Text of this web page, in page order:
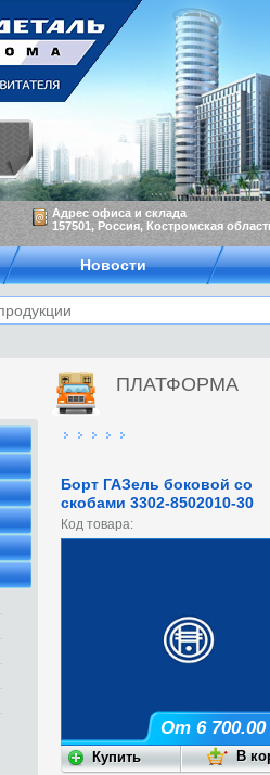
ПЛАТФОРМА
Борт ГАЗель боковой со
скобами 3302-8502010-30
Код товара:
От 6 700.00
Адрес офиса и склада
157501, Россия, Костромская
Новости